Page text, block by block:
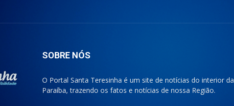
SOBRE NÓS
O Portal Santa Teresinha é um site de notícias do interior da
Paraíba, trazendo os fatos e notícias de nossa Região.